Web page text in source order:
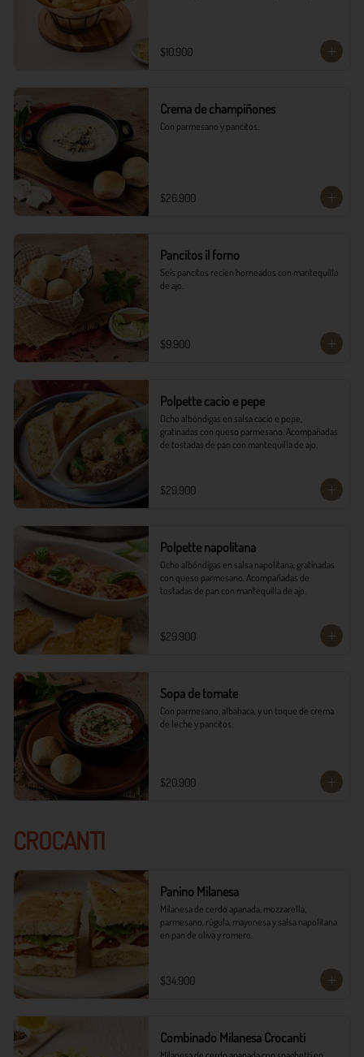
$10.900
Crema de champiñones
Con parmesano y pancitos.
$26.900
Pancitos il forno
Seis pancitos recien horneados con mantequillo
de ajo.
$9.900
Polpette cacio e pepe
Ocho albóndigas en salsa cacio e pepe,
gratinadas con queso parmesano. Acompañadas
de tostadas de pan con mantequilla de ajo.
$29.900
Polpette napolitana
Ocho albóndigas en salsa napolitana, gratinadas
con queso parmesano. Acompañadas de
tostadas de pan con mantequilla de ajo.
$29.900
Sopa de tomate
Con parmesano, albahaca, y un toque de crema
de leche y pancitos.
$20.900
CROCANTI
Panino Milanesa
Milanesa de cerdo apanada, mozzarella,
parmesano, rúgula, mayonesa y salsa napolitana
en pan de oliva y romero.
$34.900
Combinado Milanesa Crocanti